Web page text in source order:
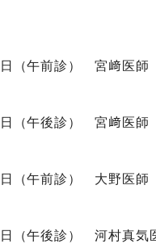
日（午前診） 宮﨑医
日（午後診） 宮﨑医
日（午前診） 大野医
日（午後診） 河村真